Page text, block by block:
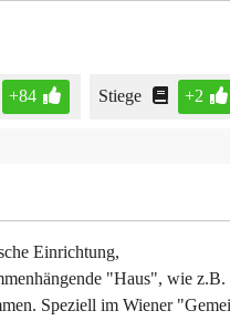
+84 Stiege +2
Einrichtung,
"Haus", wie
Speziell im Wiener